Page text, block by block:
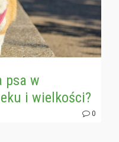
psa w
i wielkości?
0